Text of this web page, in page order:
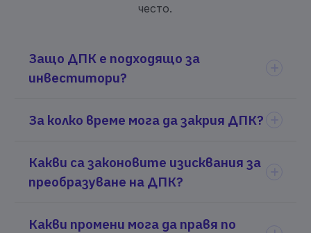
често.
Защо ДПК е подходящо за
инвеститори?
За колко време мога да закрия ДПК?
Какви са законовите изисквания за
преобразуване на ДПК?
Какви промени мога да правя по